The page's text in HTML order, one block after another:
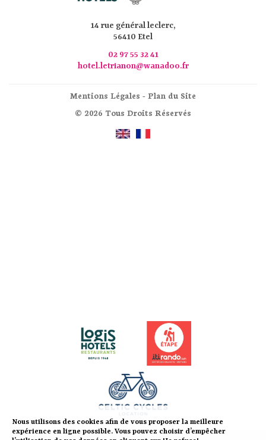
14 rue général leclerc,
56410 Etel
02 97 55 32 41
hotel.letrianon@wanadoo.fr
Mentions Légales - Plan du Site
© 2026 Tous Droits Réservés
Nous utilisons des cookies afin de vous proposer la meilleure
expérience en ligne possible. Vous pouvez choisir d’empêcher